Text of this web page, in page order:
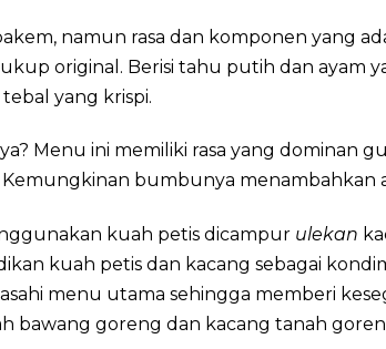
namun rasa dan komponen yang
original. Berisi tahu putih dan ayam
yang krispi.
Menu ini memiliki rasa yang dominan
Kemungkinan bumbunya menambahkan
kuah petis dicampur ulekan
kuah petis dan kacang sebagai
menu utama sehingga memberi
bawang goreng dan kacang tanah